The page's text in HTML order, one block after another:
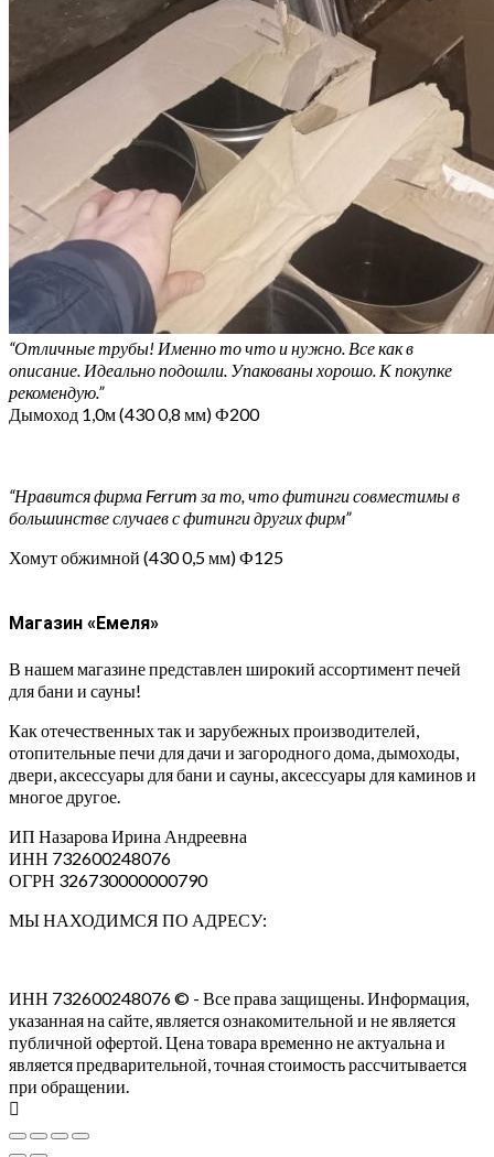
“Отличные трубы! Именно то что и нужно. Все как в
описание. Идеально подошли. Упакованы хорошо. К покупке
рекомендую.”
Дымоход 1,0м (430 0,8 мм) Ф200
“Нравится фирма Ferrum за то, что фитинги совместимы в
большинстве случаев с фитинги других фирм”
Хомут обжимной (430 0,5 мм) Ф125
Магазин «Емеля»
В нашем магазине представлен широкий ассортимент печей
для бани и сауны!
Как отечественных так и зарубежных производителей,
отопительные печи для дачи и загородного дома, дымоходы,
двери, аксессуары для бани и сауны, аксессуары для каминов и
многое другое.
ИП Назарова Ирина Андреевна⁠
ИНН 732600248076
ОГРН 326730000000790
МЫ НАХОДИМСЯ ПО АДРЕСУ:
ИНН 732600248076 © - Все права защищены. Информация,
указанная на сайте, является ознакомительной и не является
публичной офертой. Цена товара временно не актуальна и
является предварительной, точная стоимость рассчитывается
при обращении.